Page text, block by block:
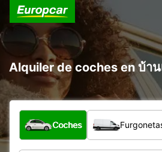
Alquiler de coches en บ้าน
¿Qué tipo de vehículo?
Coches